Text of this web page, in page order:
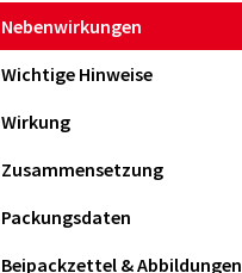
Nebenwirkungen
Wichtige Hinweise
Wirkung
Zusammensetzung
Packungsdaten
Beipackzettel & Abbildungen